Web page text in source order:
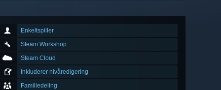
Enkeltspiller
Steam Workshop
Steam Cloud
Inkluderer nivåredigering
Familiedeling